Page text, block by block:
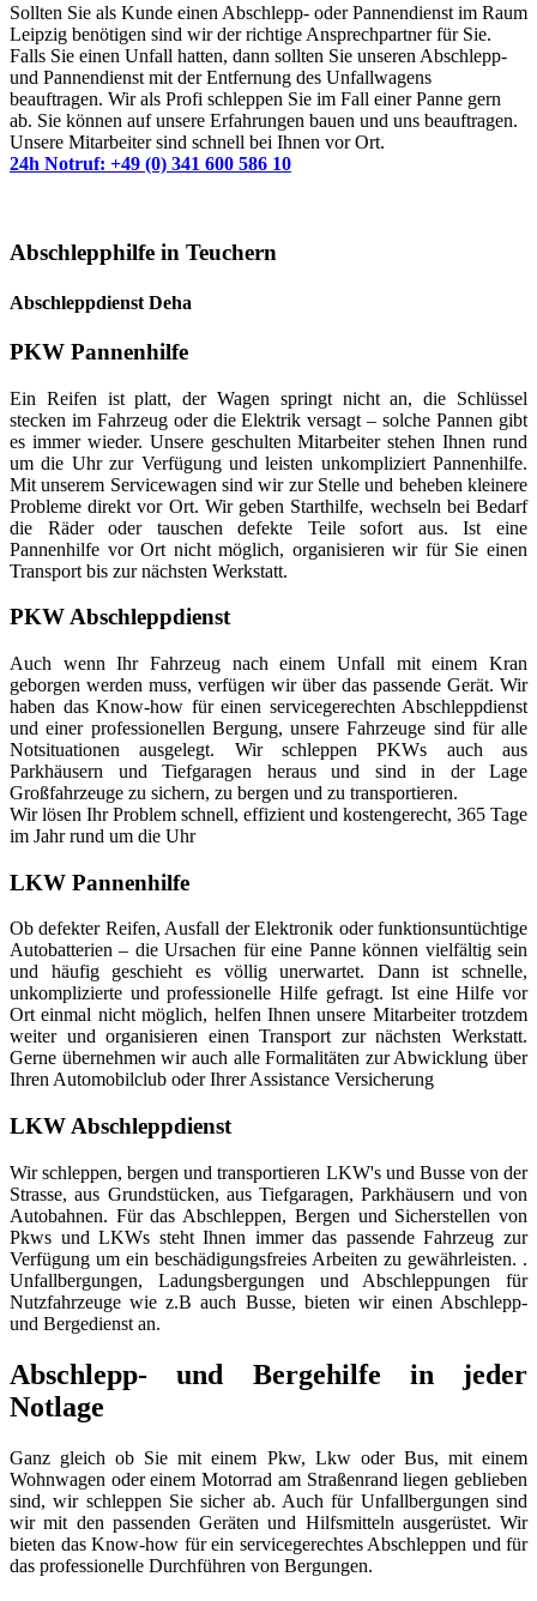
Sollten Sie als Kunde einen Abschlepp- oder Pannendienst im Raum
Leipzig benötigen sind wir der richtige Ansprechpartner für Sie.
Falls Sie einen Unfall hatten, dann sollten Sie unseren Abschlepp-
und Pannendienst mit der Entfernung des Unfallwagens
beauftragen. Wir als Profi schleppen Sie im Fall einer Panne gern
ab. Sie können auf unsere Erfahrungen bauen und uns beauftragen.
Unsere Mitarbeiter sind schnell bei Ihnen vor Ort.
24h Notruf: +49 (0) 341 600 586 10
Abschlepphilfe in Teuchern
Abschleppdienst Deha
PKW Pannenhilfe
Ein Reifen ist platt, der Wagen springt nicht an, die Schlüssel
stecken im Fahrzeug oder die Elektrik versagt – solche Pannen gibt
es immer wieder. Unsere geschulten Mitarbeiter stehen Ihnen rund
um die Uhr zur Verfügung und leisten unkompliziert Pannenhilfe.
Mit unserem Servicewagen sind wir zur Stelle und beheben kleinere
Probleme direkt vor Ort. Wir geben Starthilfe, wechseln bei Bedarf
die Räder oder tauschen defekte Teile sofort aus. Ist eine
Pannenhilfe vor Ort nicht möglich, organisieren wir für Sie einen
Transport bis zur nächsten Werkstatt.
PKW Abschleppdienst
Auch wenn Ihr Fahrzeug nach einem Unfall mit einem Kran
geborgen werden muss, verfügen wir über das passende Gerät. Wir
haben das Know-how für einen servicegerechten Abschleppdienst
und einer professionellen Bergung, unsere Fahrzeuge sind für alle
Notsituationen ausgelegt. Wir schleppen PKWs auch aus
Parkhäusern und Tiefgaragen heraus und sind in der Lage
Großfahrzeuge zu sichern, zu bergen und zu transportieren.
Wir lösen Ihr Problem schnell, effizient und kostengerecht, 365 Tage
im Jahr rund um die Uhr
LKW Pannenhilfe
Ob defekter Reifen, Ausfall der Elektronik oder funktionsuntüchtige
Autobatterien – die Ursachen für eine Panne können vielfältig sein
und häufig geschieht es völlig unerwartet. Dann ist schnelle,
unkomplizierte und professionelle Hilfe gefragt. Ist eine Hilfe vor
Ort einmal nicht möglich, helfen Ihnen unsere Mitarbeiter trotzdem
weiter und organisieren einen Transport zur nächsten Werkstatt.
Gerne übernehmen wir auch alle Formalitäten zur Abwicklung über
Ihren Automobilclub oder Ihrer Assistance Versicherung
LKW Abschleppdienst
Wir schleppen, bergen und transportieren LKW's und Busse von der
Strasse, aus Grundstücken, aus Tiefgaragen, Parkhäusern und von
Autobahnen. Für das Abschleppen, Bergen und Sicherstellen von
Pkws und LKWs steht Ihnen immer das passende Fahrzeug zur
Verfügung um ein beschädigungsfreies Arbeiten zu gewährleisten. .
Unfallbergungen, Ladungsbergungen und Abschleppungen für
Nutzfahrzeuge wie z.B auch Busse, bieten wir einen Abschlepp-
und Bergedienst an.
Abschlepp- und Bergehilfe in jeder
Notlage
Ganz gleich ob Sie mit einem Pkw, Lkw oder Bus, mit einem
Wohnwagen oder einem Motorrad am Straßenrand liegen geblieben
sind, wir schleppen Sie sicher ab. Auch für Unfallbergungen sind
wir mit den passenden Geräten und Hilfsmitteln ausgerüstet. Wir
bieten das Know-how für ein servicegerechtes Abschleppen und für
das professionelle Durchführen von Bergungen.